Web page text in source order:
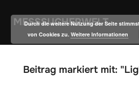
MESSSUCHERWELT
Beitrag markiert mit:
Durch die weitere Nutzung der Seite
von Cookies zu.Weitere Informationen